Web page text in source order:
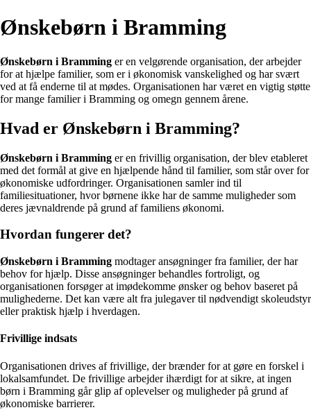
Ønskebørn i Bramming
Ønskebørn i Bramming er en velgørende organisation, der arbejder
for at hjælpe familier, som er i økonomisk vanskelighed og har svært
ved at få enderne til at mødes. Organisationen har været en vigtig støtte
for mange familier i Bramming og omegn gennem årene.
Hvad er Ønskebørn i Bramming?
Ønskebørn i Bramming er en frivillig organisation, der blev etableret
med det formål at give en hjælpende hånd til familier, som står over for
økonomiske udfordringer. Organisationen samler ind til
familiesituationer, hvor børnene ikke har de samme muligheder som
deres jævnaldrende på grund af familiens økonomi.
Hvordan fungerer det?
Ønskebørn i Bramming modtager ansøgninger fra familier, der har
behov for hjælp. Disse ansøgninger behandles fortroligt, og
organisationen forsøger at imødekomme ønsker og behov baseret på
mulighederne. Det kan være alt fra julegaver til nødvendigt skoleudstyr
eller praktisk hjælp i hverdagen.
Frivillige indsats
Organisationen drives af frivillige, der brænder for at gøre en forskel i
lokalsamfundet. De frivillige arbejder ihærdigt for at sikre, at ingen
børn i Bramming går glip af oplevelser og muligheder på grund af
økonomiske barrierer.